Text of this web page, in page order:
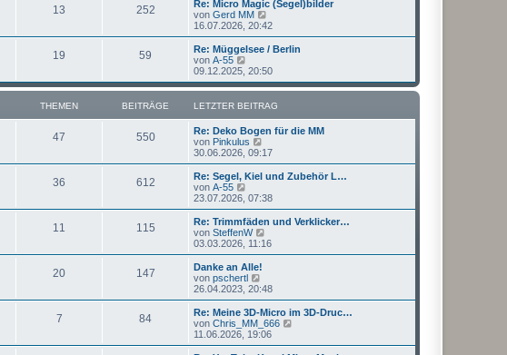
t
r
a
g
s
t
r
B
e
i
t
a
g
13 252
Re: Micro Magic (Segel)bilder
von Gerd MM
e
u
e
t
r
B
e
i
t
a
g
16.07.2026, 20:42
19 59
Re: Müggelsee / Berlin
von A-55
e
u
e
s
r
B
e
i
t
a
g
09.12.2025, 20:50
THEMEN BEITRÄGE LETZTER BEITRAG
47 550
Re: Deko Bogen für die MM
von Pinkulus
e
u
e
t
B
e
i
g
30.06.2026, 09:17
36 612
Re: Segel, Kiel und Zubehör L…
von A-55
e
u
e
s
t
r
B
e
i
r
a
g
23.07.2026, 07:38
11 115
Re: Trimmfäden und Verklicker…
von SteffenW
e
u
t
r
B
e
i
03.03.2026, 11:16
20 147
Danke an Alle!
von pschertl
e
u
e
s
t
26.04.2023, 20:48
7 84
Re: Meine 3D-Micro im 3D-Druc…
von Chris_MM_666
u
11.06.2026, 19:06